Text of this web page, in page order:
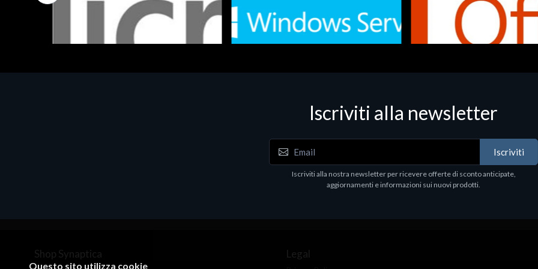
Software - Office Productivity Software - Office Productivity
Iscriviti alla newsletter
Iscriviti
Iscriviti alla nostra newsletter per ricevere offerte di sconto anticipate,
aggiornamenti e informazioni sui nuovi prodotti.
Shop Synaptica Legal
Questo sito utilizza cookie